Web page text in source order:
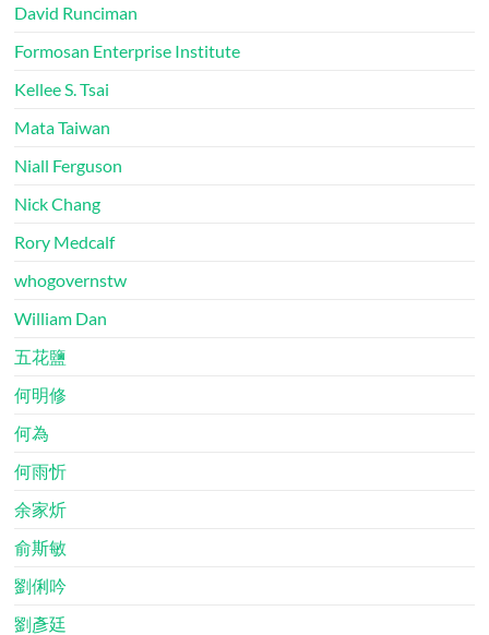
David Runciman
Formosan Enterprise Institute
Kellee S. Tsai
Mata Taiwan
Niall Ferguson
Nick Chang
Rory Medcalf
whogovernstw
William Dan
五花鹽
何明修
何為
何雨忻
余家炘
俞斯敏
劉俐吟
劉彥廷